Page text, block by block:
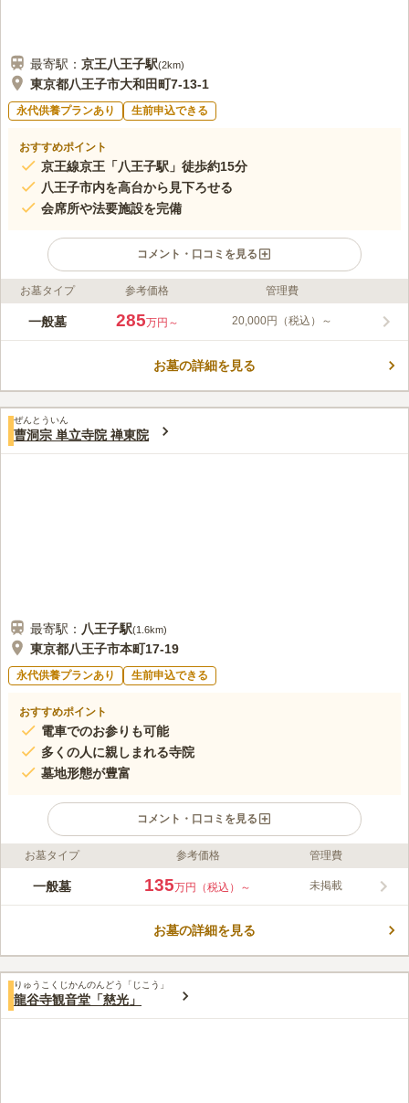
最寄駅： 京王八王子駅(2km)
東京都八王子市大和田町7-13-1
永代供養プランあり 生前申込できる
おすすめポイント
京王線京王「八王子駅」徒歩約15分
八王子市内を高台から見下ろせる
会席所や法要施設を完備
コメント・口コミを見る
ライフドット編集部のコメント
JR中央線「八王子駅」、JR京王線「京王八王子駅」から徒歩で
参りをすることができます。 日当たり良好で明るい霊園なの
口コミ評価
みんなの評価
4.7
お墓タイプ 参考価格 管理費
一般墓 285万円～ 20,000円（税込）～
お墓の詳細を見る
ぜんとういん
曹洞宗 単立寺院 禅東院
最寄駅： 八王子駅(1.6km)
東京都八王子市本町17-19
永代供養プランあり 生前申込できる
おすすめポイント
電車でのお参りも可能
多くの人に親しまれる寺院
墓地形態が豊富
コメント・口コミを見る
ライフドット編集部のコメント
「全てのご先祖が安らかに眠ること」を願って開かれた寺院で
方でも、予算に応じて永代供養の相談ができるのは嬉しいポイン
楽しめる日本庭園がある点も魅力のひとつです。
口コミ評価
この霊園はまだ誰からも評価されていません。
お墓タイプ 参考価格 管理費
一般墓 135万円（税込）～ 未掲載
お墓の詳細を見る
りゅうこくじかんのんどう「じこう」
龍谷寺観音堂「慈光」